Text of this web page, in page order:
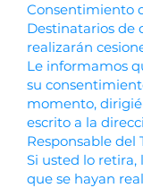
Consentimiento
Destinatarios de
realizarán
Le informamos
su
momento,
escrito a la
Responsable del
Si usted lo
que se hayan